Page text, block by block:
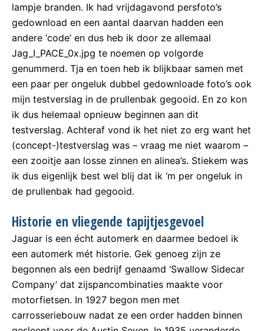
lampje branden. Ik had vrijdagavond persfoto’s
gedownload en een aantal daarvan hadden een
andere ‘code’ en dus heb ik door ze allemaal
Jag_I_PACE_0x.jpg te noemen op volgorde
genummerd. Tja en toen heb ik blijkbaar samen met
een paar per ongeluk dubbel gedownloade foto’s ook
mijn testverslag in de prullenbak gegooid. En zo kon
ik dus helemaal opnieuw beginnen aan dit
testverslag. Achteraf vond ik het niet zo erg want het
(concept-)testverslag was – vraag me niet waarom –
een zooitje aan losse zinnen en alinea’s. Stiekem was
ik dus eigenlijk best wel blij dat ik ‘m per ongeluk in
de prullenbak had gegooid.
Historie en vliegende tapijtjesgevoel
Jaguar is een écht automerk en daarmee bedoel ik
een automerk mét historie. Gek genoeg zijn ze
begonnen als een bedrijf genaamd ‘Swallow Sidecar
Company’ dat zijspancombinaties maakte voor
motorfietsen. In 1927 begon men met
carrosseriebouw nadat ze een order hadden binnen